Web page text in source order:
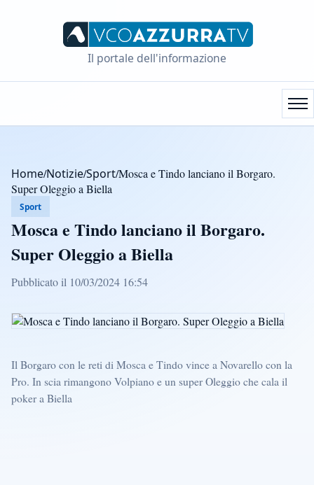
Il portale dell'informazione
Home/Notizie/Sport/Mosca e Tindo lanciano il Borgaro.
Super Oleggio a Biella
Sport
Mosca e Tindo lanciano il Borgaro.
Super Oleggio a Biella
Pubblicato il 10/03/2024 16:54
Il Borgaro con le reti di Mosca e Tindo vince a Novarello con la
Pro. In scia rimangono Volpiano e un super Oleggio che cala il
poker a Biella